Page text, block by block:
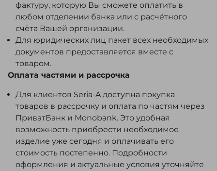
фактуру, которую Вы сможете оплатить в
любом отделении банка или с расчётного
счёта Вашей организации.
Для юридических лиц пакет всех необходимых
документов предоставляется вместе с
товаром.
Оплата частями и рассрочка
Для клиентов Seria-A доступна покупка
товаров в рассрочку и оплата по частям через
ПриватБанк и Monobank. Это удобная
возможность приобрести необходимое
изделие уже сегодня и оплачивать его
стоимость постепенно. Подробности
оформления и актуальные условия уточняйте